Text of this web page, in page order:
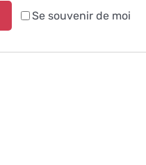
Se souvenir de moi